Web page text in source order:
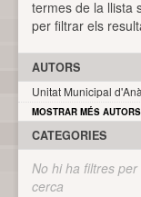
termes de la llista
per filtrar els
AUTORS
Unitat Municipal
MOSTRAR MÉS AUTORS
CATEGORIES
No hi ha filtres per
cerca